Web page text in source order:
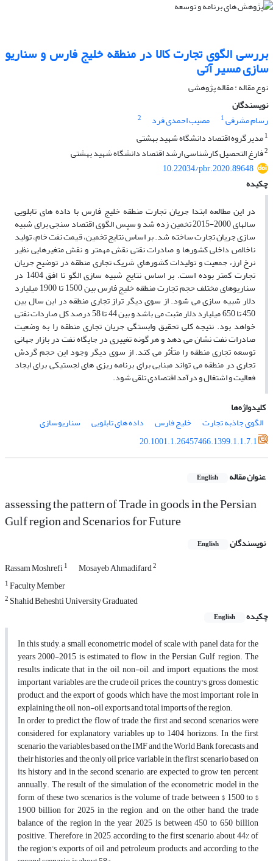
بررسی الگوی تجارت کالا در منطقه خلیج فارس و سناریو
سازی مسیر آتی
نوع مقاله : مقاله پژوهشی
نویسندگان
رسام مشرفی1 مصیب احمدی فرد
2
1مدیر گروه اقتصاد دانشگاه شهید بهشتی
2فارغ التحصیل کارشناسی ارشد اقتصاد دانشگاه شهید بهشتی
10.22034/pbr.2020.89648
چکیده
در این مطالعه ابتدا جریان تجارت منطقه خلیج فارس با داده های تابلویی
سالهای 2000-2015 تخمین زده شد و سپس الگوی اقتصاد سنجی برای شبیه
سازی جریان تجارت ساخته شد. بر اساس نتایج تخمین، قیمت نفت خام، تولید
ناخالص داخلی کشورها و صادرات نقتی نقش مهمتر و نقش متغیرهایی نظیر
نرخ ارز، جمعیت و تولیدات کشورهای شریک تجاری منطقه در توضیح جریان
تجارت کمتر بوده است. بر اساس نتایج شبیه سازی الگو تا افق 1404 در
سناریوهای مختلف حجم تجارت منطقه خلیج فارس بین 1500 تا 1900 میلیارد
دلار شبیه سازی می شود. از سوی دیگر تراز تجاری منطقه در این سال بین
450 تا 650 میلیارد دلار مثبت می باشد و بین 44 تا 58 درصد کل صاردات نفتی
خواهد بود. نتیجه کلی تحقیق وابستگی جریان تجاری منطقه را به وضعیت
صادرات نفت نشان می دهد و هر گونه تغییری در جایگاه نفت در بازار جهانی
توسعه تجاری منطقه را متأثر می کند. از سوی دیگر وجود این حجم گردش
تجاری در منطقه می تواند مبنایی برای برنامه ریزی های لجستیکی برای ایجاد
فعالیت و اشتغال و درآمد اقتصادی تلقی شود.
کلیدواژه‌ها
الگوی جاذبه تجارت
خلیج فارس داده های تابلویی
سناریوسازی
20.1001.1.26457466.1399.1.1.7.1
عنوان مقاله English
assessing the pattern of Trade in goods in the Persian
Gulf region and Scenarios for Future
نویسندگان English
Rassam Moshrefi1 Mosayeb Ahmadifard2
1Faculty Member
2 Shahid Beheshti University Graduated
چکیده
English
In this study, a small econometric model of scale with panel data for the
years 2000-2015 is estimated to flow in the Persian Gulf region. The
results indicate that in the oil, non-oil, and import equations, the most
important variables are the crude oil prices, the country's gross domestic
product, and the export of goods, which have the most important role in
explaining the oil, non-oil exports and total imports of the region.
In order to predict the flow of trade, the first and second scenarios were
considered for explanatory variables up to 1404 horizons. In the first
scenario, the variables based on the IMF and the World Bank forecasts and
their histories, and the only oil price variable in the first scenario based on
its history and in the second scenario, are expected to grow ten percent
annually. The result of the simulation of the econometric model in the
form of these two scenarios is the volume of trade between $ 1500 to $
1,900 billion for 2025 in the region and, on the other hand, the trade
balance of the region in the year 2025 is between 450 to 650 billion
positive. Therefore, in 2025, according to the first scenario, about 44% of
the region's exports of oil and petroleum products, and according to the